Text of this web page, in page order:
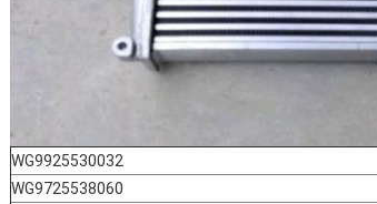
WG9925530032
WG9725538060